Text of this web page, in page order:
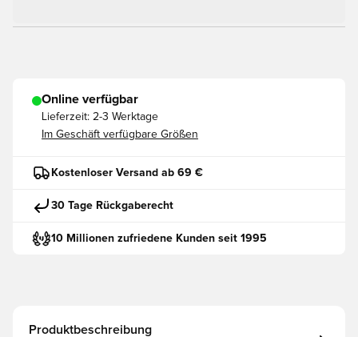
Online verfügbar
Lieferzeit: 2-3 Werktage
Im Geschäft verfügbare Größen
Kostenloser Versand ab 69 €
30 Tage Rückgaberecht
10 Millionen zufriedene Kunden seit 1995
Produktbeschreibung